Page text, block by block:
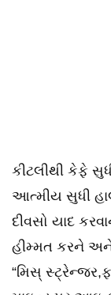
કીટલીથી કેફે
આત્મીય સુધી
દીવસો યાદ
હીમ્મત કરને અને
“મિસ્